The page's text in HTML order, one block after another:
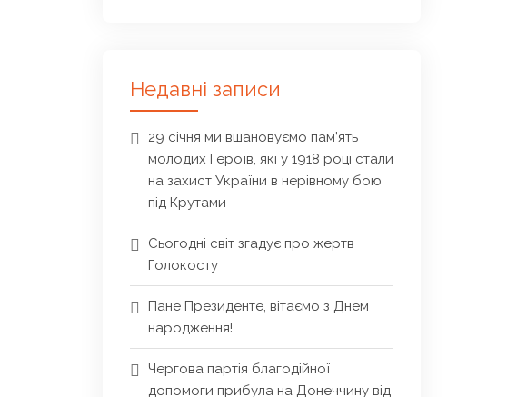
Недавні записи
29 січня ми вшановуємо пам’ять
молодих Героїв, які у 1918 році стали
на захист України в нерівному бою
під Крутами
Сьогодні світ згадує про жертв
Голокосту
Пане Президенте, вітаємо з Днем
народження!
Чергова партія благодійної
допомоги прибула на Донеччину від